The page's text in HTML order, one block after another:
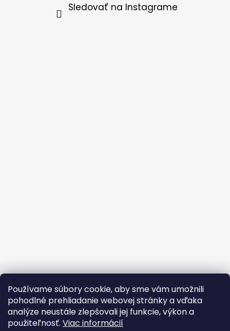
Používame súbory cookie, aby sme vám umožnili
pohodlné prehliadanie webovej stránky a vďaka
analýze neustále zlepšovali jej funkcie, výkon a
použiteľnosť. Viac informácií
Sledovať na Instagrame